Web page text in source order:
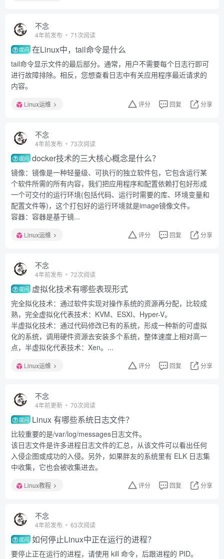
不念
4年前发布 71次阅读
提问 在Linux中，tail命令是什么
tail命令显示文件的最后部分。通常，用户不需要每个日志行即可
进行故障排除。相反，您想查看日志中有关应用程序最近请求的
内容。
Linux运维 评分 回复 分享
不念
4年前发布 73次阅读
提问 docker技术的三大核心概念是什么？
镜像：镜像是一种轻量级、可执行的独立软件包，它包含运行某
个软件所需的所有内容，我们把应用程序和配置依赖打包好形成
一个可交付的运行环境(包括代码、运行时需要的库、环境变量和
配置文件等)，这个打包好的运行环境就是image镜像文件。
容器：容器是基于镜...
Linux运维 评分 回复 分享
不念
4年前发布 72次阅读
提问 虚拟化技术有哪些表现形式
完全拟化技术：通过软件实现对操作系统的资源再分配，比较成
熟，完全虚拟化代表技术：KVM、ESXI、Hyper-V。
半虚拟化技术：通过代码修改已有的系统，形成一种新的可虚拟
化的系统，调用硬件资源去安装多个系统，整体速度上相对高一
点，半虚拟化代表技术：Xen。...
Linux运维 评分 回复 分享
不念
4年前更新 70次阅读
提问 Linux 有哪些系统日志文件？
比较重要的是/var/log/messages日志文件。
该日志文件是许多进程日志文件的汇总，从该文件可以看出任何
入侵企图或成功的入侵。另外，如果胖友的系统里有 ELK 日志集
中收集，它也会被收集进去。
Linux教程 评分 回复 分享
不念
4年前发布 63次阅读
提问 如何停止Linux中正在运行的进程？
要停止正在运行的进程，请使用 kill 命令，后跟进程的 PID。